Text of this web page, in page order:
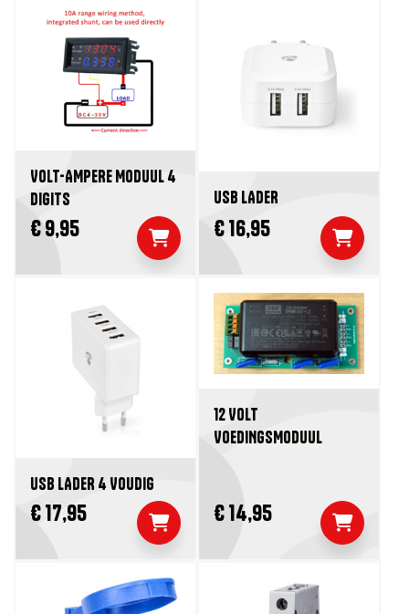
VOLT-AMPERE MODUUL 4
DIGITS
€ 9,95
USB LADER
€ 16,95
USB LADER 4 VOUDIG
€ 17,95
12 VOLT
VOEDINGSMODUUL
€ 14,95